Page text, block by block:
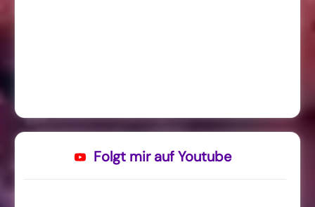
Folgt mir auf Youtube